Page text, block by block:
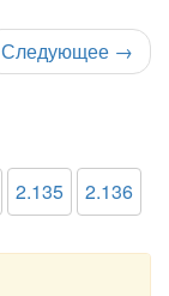
Следующее →
2.135 2.136